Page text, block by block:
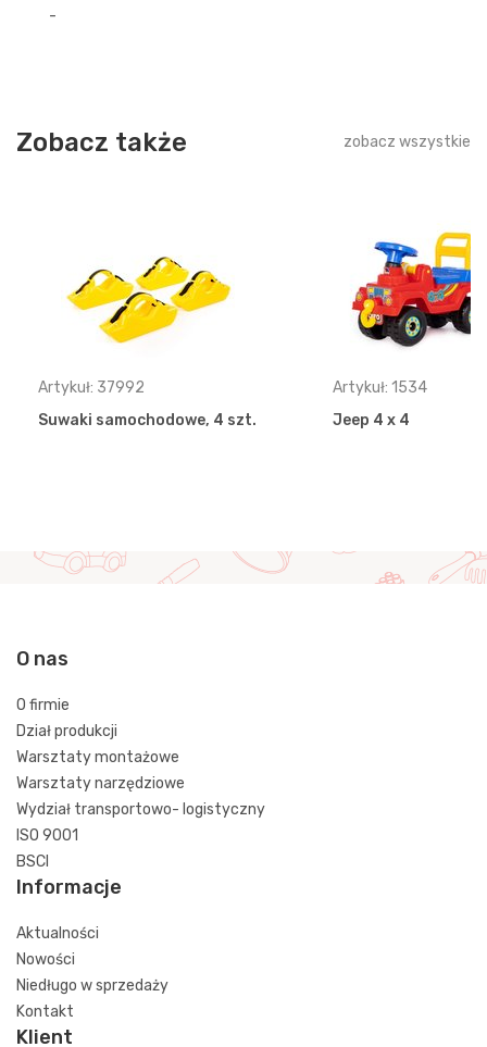
-
Zobacz także zobacz wszystkie
Artykuł: 37992
Suwaki samochodowe, 4 szt.
Artykuł: 1534
Jeep 4 x 4
O nas
O firmie
Dział produkcji
Warsztaty montażowe
Warsztaty narzędziowe
Wydział transportowo- logistyczny
ISO 9001
BSCI
Informacje
Aktualności
Nowości
Niedługo w sprzedaży
Kontakt
Klient